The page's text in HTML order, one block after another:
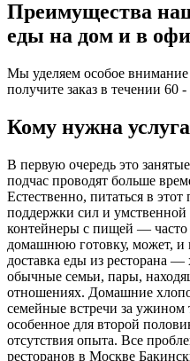
Преимущества
еды на дом и в
Мы уделяем особое
получите заказ в течении 60
Кому нужна
В первую очередь это
подчас проводят больше
Естественно, питаться в
поддержки сил и умственной
контейнеры с пищей ― часто
домашнюю готовку, может, и
доставка еды из ресторана
обычные семьи, пары,
отношениях. Домашние
семейные встречи за ужином
особенное для второй
отсутствия опыта. Все
ресторанов в Москве